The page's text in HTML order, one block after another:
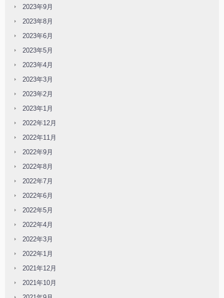
2023年9月
2023年8月
2023年6月
2023年5月
2023年4月
2023年3月
2023年2月
2023年1月
2022年12月
2022年11月
2022年9月
2022年8月
2022年7月
2022年6月
2022年5月
2022年4月
2022年3月
2022年1月
2021年12月
2021年10月